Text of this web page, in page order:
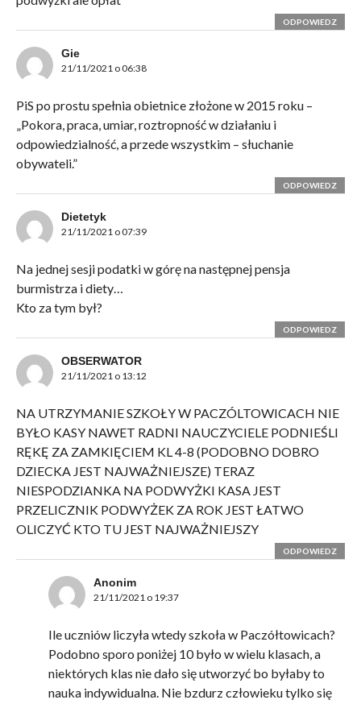
ODPOWIEDZ
Gie
21/11/2021 o 06:38
PiS po prostu spełnia obietnice złożone w 2015 roku –
„Pokora, praca, umiar, roztropność w działaniu i
odpowiedzialność, a przede wszystkim – słuchanie
obywateli.”
ODPOWIEDZ
Dietetyk
21/11/2021 o 07:39
Na jednej sesji podatki w górę na następnej pensja
burmistrza i diety…
Kto za tym był?
ODPOWIEDZ
OBSERWATOR
21/11/2021 o 13:12
NA UTRZYMANIE SZKOŁY W PACZÓLTOWICACH NIE
BYŁO KASY NAWET RADNI NAUCZYCIELE PODNIEŚLI
RĘKĘ ZA ZAMKIĘCIEM KL 4-8 (PODOBNO DOBRO
DZIECKA JEST NAJWAŻNIEJSZE) TERAZ
NIESPODZIANKA NA PODWYŻKI KASA JEST
PRZELICZNIK PODWYŻEK ZA ROK JEST ŁATWO
OLICZYĆ KTO TU JEST NAJWAŻNIEJSZY
ODPOWIEDZ
Anonim
21/11/2021 o 19:37
Ile uczniów liczyła wtedy szkoła w Paczółtowicach?
Podobno sporo poniżej 10 było w wielu klasach, a
niektórych klas nie dało się utworzyć bo byłaby to
nauka indywidualna. Nie bzdurz człowieku tylko się